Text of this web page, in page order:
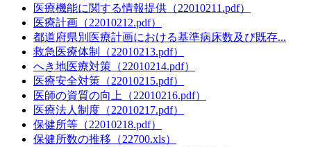
医療機能に関する情報提供（22010211.pdf）
医療計画（22010212.pdf）
都道府県別医療計画における基準病床数及び既存...
救急医療体制（22010213.pdf）
へき地医療対策（22010214.pdf）
医療安全対策（22010215.pdf）
医師の資質の向上（22010216.pdf）
医療法人制度（22010217.pdf）
保健所等（22010218.pdf）
保健所数の推移（22700.xls）